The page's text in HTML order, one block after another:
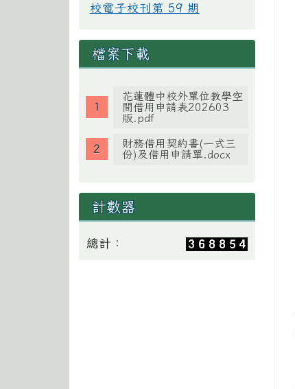
校電子校刊第 59 期
檔案下載
花蓮體中校外單位教學空
間借用申請表202603
版.pdf
財務借用契約書(一式三
份)及借用申請單.docx
計數器
總計：